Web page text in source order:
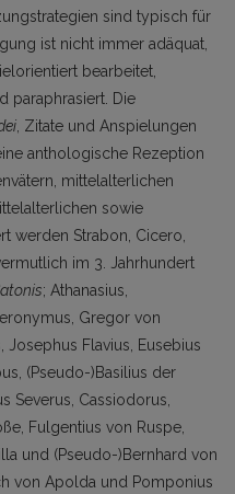
sind typisch für
ist nicht immer adäquat,
bearbeitet,
paraphrasiert. Die
, Zitate und Anspielungen
anthologische Rezeption
mittelalterlichen
sowie
werden Strabon, Cicero,
im 3. Jahrhundert
; Athanasius,
Gregor von
Josephus Flavius, Eusebius
(Pseudo-)Basilius der
Severus, Cassiodorus,
Fulgentius von Ruspe,
und (Pseudo-)Bernhard von
von Apolda und Pomponius